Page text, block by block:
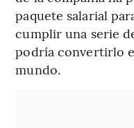
paquete salarial
cumplir una serie
podría convertirlo
mundo.